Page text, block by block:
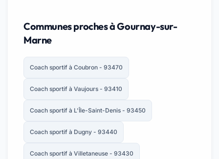
Communes proches à Gournay-sur-
Marne
Coach sportif à Coubron - 93470
Coach sportif à Vaujours - 93410
Coach sportif à L'Île-Saint-Denis - 93450
Coach sportif à Dugny - 93440
Coach sportif à Villetaneuse - 93430